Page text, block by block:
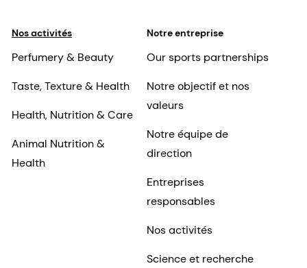
Nos activités
Perfumery & Beauty
Taste, Texture & Health
Health, Nutrition & Care
Animal Nutrition &
Health
Notre entreprise
Our sports partnerships
Notre objectif et nos
valeurs
Notre équipe de
direction
Entreprises
responsables
Nos activités
Science et recherche